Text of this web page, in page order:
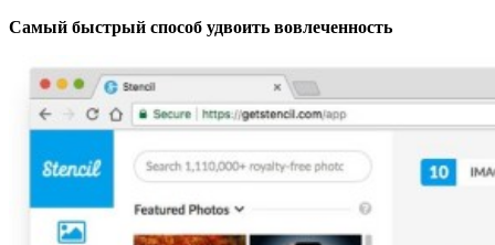
Самый быстрый способ удвоить вовлеченность